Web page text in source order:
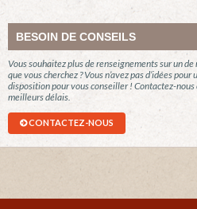
BESOIN DE CONSEILS
Vous souhaitez plus de renseignements sur un
que vous cherchez ? Vous n’avez pas d’idées
disposition pour vous conseiller ! Contactez-nous
meilleurs délais.
CONTACTEZ-NOUS